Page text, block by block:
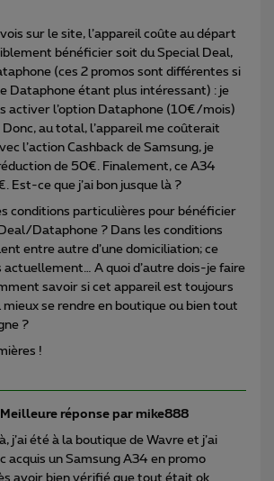
vois sur le site, l’appareil coûte au départ
bénéficier soit du Special Deal,
(ces 2 promos sont différentes si
Dataphone étant plus intéressant) : je
activer l’option Dataphone (10€/mois)
au total, l’appareil me coûterait
l’action Cashback de Samsung, je
de 50€. Finalement, ce A34
Est-ce que j’ai bon jusque là ?
conditions particulières pour bénéficier
Dataphone ? Dans les conditions
entre autre d’une domiciliation; ce
actuellement… A quoi d’autre dois-je faire
savoir si cet appareil est toujours
se rendre en boutique ou bien tout
?
!
Meilleure réponse par mike888
j’ai été à la boutique de Wavre et j’ai
acquis un Samsung A34 en promo
avoir bien vérifié que tout était ok